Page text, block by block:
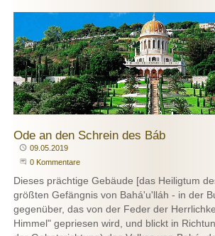
Ode an den Schrein des Báb
Publiziert
09.05.2019
Beginne eine Unterhaltung
0 Kommentare
Dieses prächtige Gebäude [das Heiligtum
größten Gefängnis von Bahá'u'lláh - in der
gegenüber, das von der Feder der
Himmel" gepriesen wird, und blickt in